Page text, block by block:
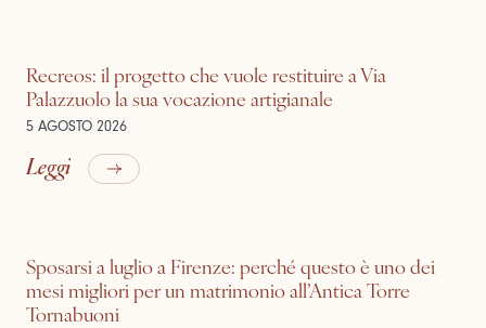
Recreos: il progetto che vuole restituire a Via
Palazzuolo la sua vocazione artigianale
5 AGOSTO 2026
Leggi
Sposarsi a luglio a Firenze: perché questo è uno dei
mesi migliori per un matrimonio all’Antica Torre
Tornabuoni